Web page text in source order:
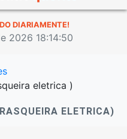
DIARIAMENTE!
2026 18:14:51
eletrica )
ELETRICA)